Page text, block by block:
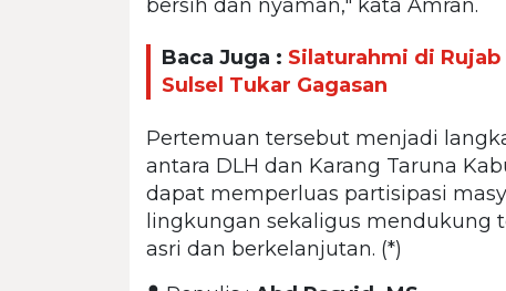
bersih dan nyaman," kata Amran.
Baca Juga : Silaturahmi di Rujab
Sulsel Tukar Gagasan
Pertemuan tersebut menjadi
antara DLH dan Karang Taruna
dapat memperluas partisipasi
lingkungan sekaligus mendukung
asri dan berkelanjutan. (*)